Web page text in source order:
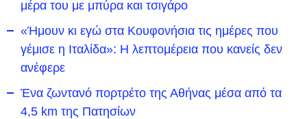
μέρα του με μπύρα και τσιγάρο
«Ήμουν κι εγώ στα Κουφονήσια τις ημέρες που
γέμισε η Ιταλίδα»: Η λεπτομέρεια που κανείς δεν
ανέφερε
Ένα ζωντανό πορτρέτο της Αθήνας μέσα από τα
4,5 km της Πατησίων